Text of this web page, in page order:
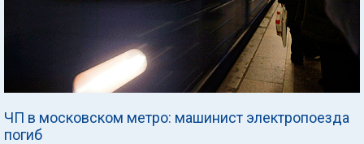
ЧП в московском метро: машинист электропоезда
погиб